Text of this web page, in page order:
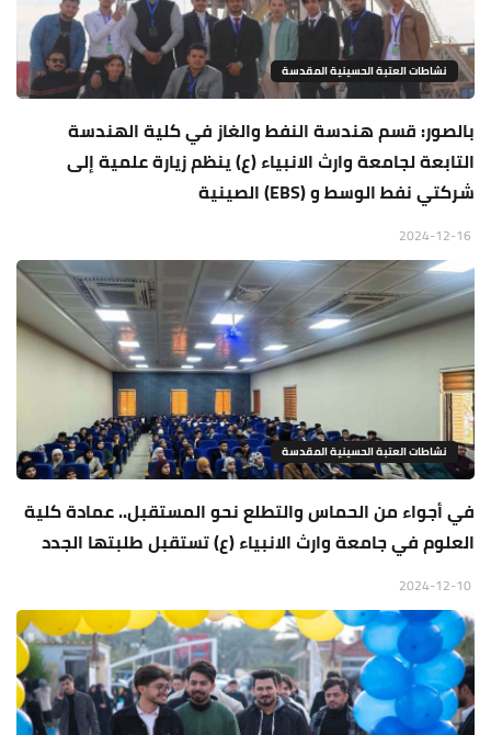
نشاطات العتبة الحسينية المقدسة
بالصور: قسم هندسة النفط والغاز في كلية الهندسة
التابعة لجامعة وارث الانبياء (ع) ينظم زيارة علمية إلى
شركتي نفط الوسط و (EBS) الصينية
نشاطات العتبة الحسينية المقدسة
في أجواء من الحماس والتطلع نحو المستقبل.. عمادة كلية
العلوم في جامعة وارث الانبياء (ع) تستقبل طلبتها الجدد